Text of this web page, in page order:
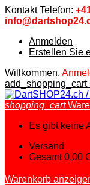
Kontakt Telefon:
Anmelden
Erstellen Sie
Willkommen,
add_shopping_cart
shopping_cart
Es gibt keine
Versand
Gesamt 0,00
Warenkorb